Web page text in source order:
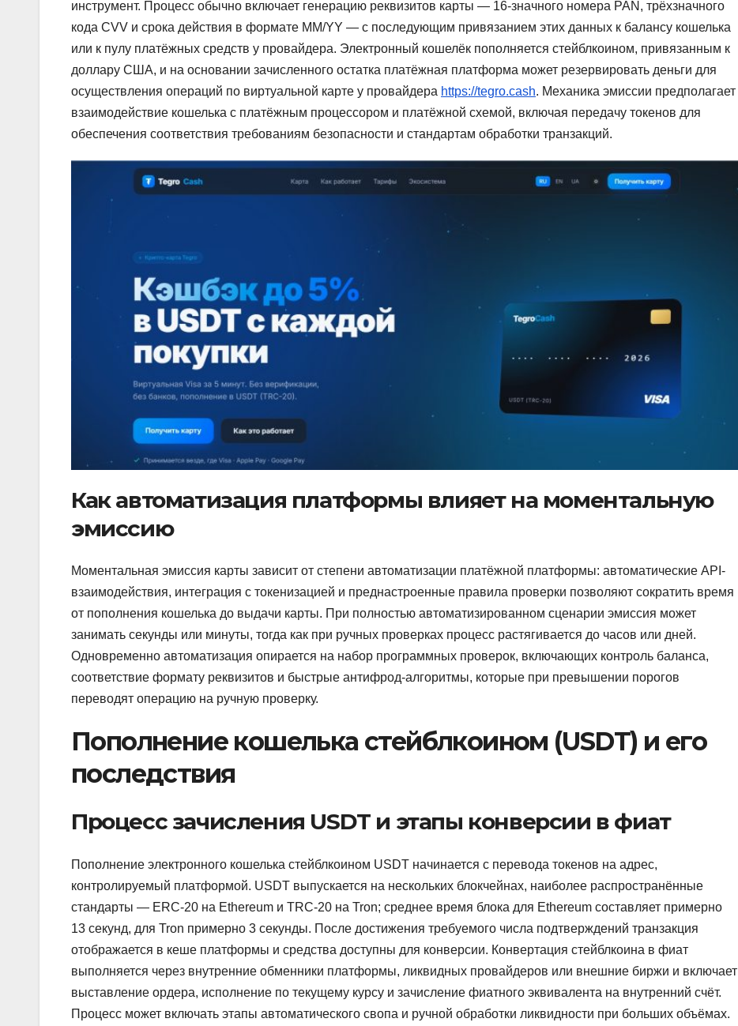
инструмент. Процесс обычно включает генерацию реквизитов карты — 16-значного номера PAN, трёхзначного
кода CVV и срока действия в формате MM/YY — с последующим привязанием этих данных к балансу кошелька
или к пулу платёжных средств у провайдера. Электронный кошелёк пополняется стейблкоином, привязанным к
доллару США, и на основании зачисленного остатка платёжная платформа может резервировать деньги для
осуществления операций по виртуальной карте у провайдера https://tegro.cash. Механика эмиссии предполагает
взаимодействие кошелька с платёжным процессором и платёжной схемой, включая передачу токенов для
обеспечения соответствия требованиям безопасности и стандартам обработки транзакций.
Как автоматизация платформы влияет на моментальную
эмиссию
Моментальная эмиссия карты зависит от степени автоматизации платёжной платформы: автоматические API-
взаимодействия, интеграция с токенизацией и преднастроенные правила проверки позволяют сократить время
от пополнения кошелька до выдачи карты. При полностью автоматизированном сценарии эмиссия может
занимать секунды или минуты, тогда как при ручных проверках процесс растягивается до часов или дней.
Одновременно автоматизация опирается на набор программных проверок, включающих контроль баланса,
соответствие формату реквизитов и быстрые антифрод-алгоритмы, которые при превышении порогов
переводят операцию на ручную проверку.
Пополнение кошелька стейблкоином (USDT) и его
последствия
Процесс зачисления USDT и этапы конверсии в фиат
Пополнение электронного кошелька стейблкоином USDT начинается с перевода токенов на адрес,
контролируемый платформой. USDT выпускается на нескольких блокчейнах, наиболее распространённые
стандарты — ERC-20 на Ethereum и TRC-20 на Tron; среднее время блока для Ethereum составляет примерно
13 секунд, для Tron примерно 3 секунды. После достижения требуемого числа подтверждений транзакция
отображается в кеше платформы и средства доступны для конверсии. Конвертация стейблкоина в фиат
выполняется через внутренние обменники платформы, ликвидных провайдеров или внешние биржи и включает
выставление ордера, исполнение по текущему курсу и зачисление фиатного эквивалента на внутренний счёт.
Процесс может включать этапы автоматического свопа и ручной обработки ликвидности при больших объёмах.